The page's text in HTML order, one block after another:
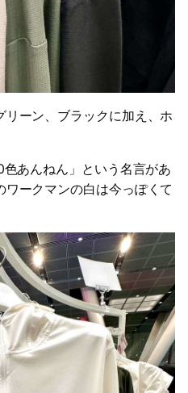
ーン、ブラックに加え、ホ
あんねん」という名言があ
ークマンの白は今っぽくて